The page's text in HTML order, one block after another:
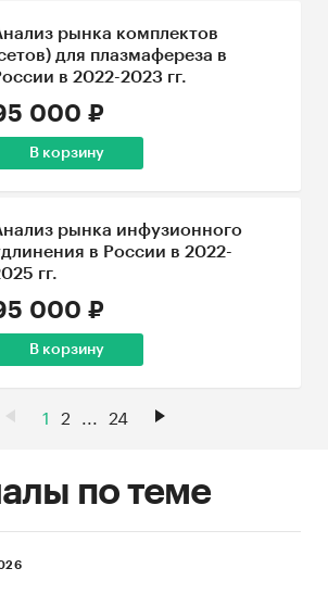
рынка комплектов
для плазмафереза в
в 2022-2023 гг.
000 ₽
В корзину
рынка инфузионного
в России в 2022-
гг.
000 ₽
В корзину
1 2 ... 24
по теме